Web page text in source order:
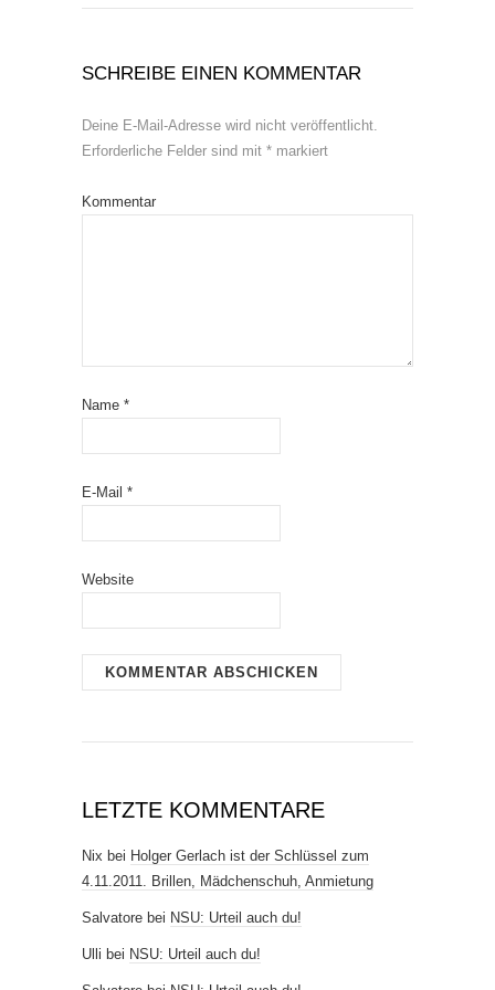
SCHREIBE EINEN KOMMENTAR
Deine E-Mail-Adresse wird nicht veröffentlicht.
Erforderliche Felder sind mit * markiert
Kommentar
Name *
E-Mail *
Website
LETZTE KOMMENTARE
Nix bei Holger Gerlach ist der Schlüssel zum
4.11.2011. Brillen, Mädchenschuh, Anmietung
Salvatore bei NSU: Urteil auch du!
Ulli bei NSU: Urteil auch du!